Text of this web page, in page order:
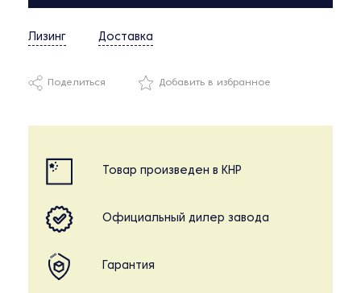
Лизинг Доставка
Поделиться Добавить в избранное
Товар произведен в КНР
Официальный дилер завода
Гарантия